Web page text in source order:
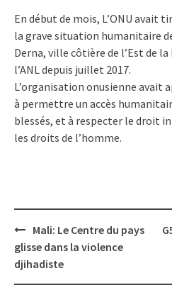
En début de mois, L’ONU avait
la grave situation humanitaire
Derna, ville côtière de l’Est de la
l’ANL depuis juillet 2017.
L’organisation onusienne avait
à permettre un accès
blessés, et à respecter le droit
les droits de l’homme.
Post
navigation
Mali: Le Centre du pays
glisse dans la violence
djihadiste